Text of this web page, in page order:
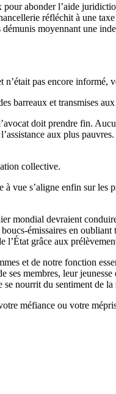
abonder l’aide
réfléchit à une
moyennant une
pas encore informé,
barreaux et transmises
doit prendre fin.
aux plus
collective.
vue s’aligne enfin sur
mondial devraient
émissaires en
grâce aux
et de notre fonction
membres, leur
nourrit du sentiment de
méfiance ou votre